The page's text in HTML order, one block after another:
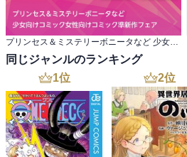
プリンセス＆ミステリーボニータなど 少女向けコミック女性向けコミック準新作フェア
同じジャンルのランキング
1位 2位